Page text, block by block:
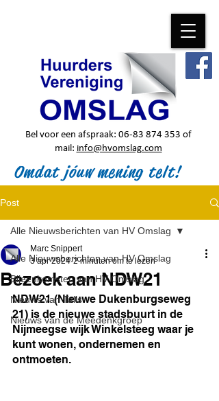
Bel voor een afspraak: 06-83 874 353 of
mail: info@hvomslag.com
Omdat jóuw mening telt!
Post
Alle Nieuwsberichten van HV Omslag
Bijeenkomsten van HV Omslag
Nieuws van Talis
Nieuws van de Meedenkgroep
Alle Nieuwsberichten van HV Omslag
Bezoek aan NDW21
Marc Snippert
3 apr 2024 2 minuten om te lezen
NDW21 (Nieuwe Dukenburgseweg
21) is de nieuwe stadsbuurt in de
Nijmeegse wijk Winkelsteeg waar je
kunt wonen, ondernemen en
ontmoeten.